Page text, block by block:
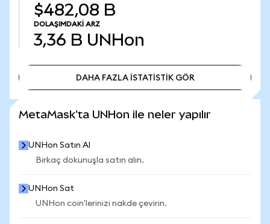
$482,08 B
DOLAŞIMDAKI ARZ
3,36 B UNHon
DAHA FAZLA İSTATİSTİK GÖR
MetaMask'ta UNHon ile neler yapılır
UNHon Satın Al
Birkaç dokunuşla satın alın.
UNHon Sat
UNHon coin'lerinizi nakde çevirin.